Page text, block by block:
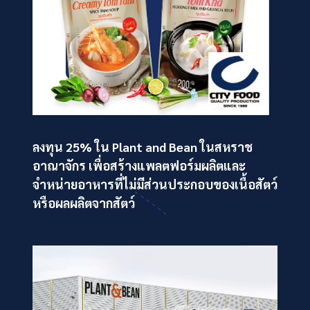
ลงทุน 25% ใน Plant and Bean ในสหราช
อาณาจักร เพื่อสร้างแพลตฟอร์มผลิตและ
จำหน่ายอาหารที่ไม่มีส่วนประกอบของเนื้อสัตว์
หรือผลผลิตจากสัตว์